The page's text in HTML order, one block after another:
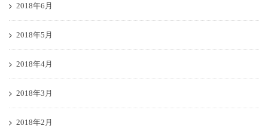
2018年6月
2018年5月
2018年4月
2018年3月
2018年2月